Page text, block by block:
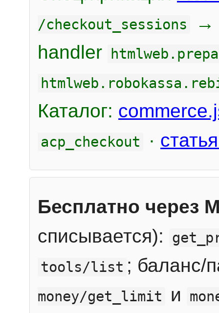
/checkout_sessions
handler
Каталог:
acp_checkout ·
Бесплатно через
списывается):
tools/list ; баланс/
money/get_limit и